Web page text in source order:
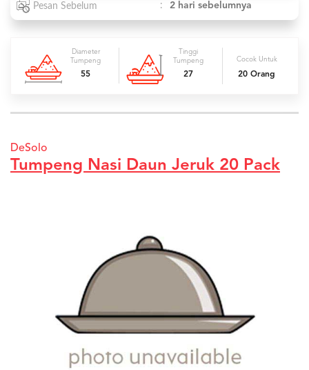
Pesan Sebelum : 2 hari sebelumnya
Diameter
Tumpeng
55
Tinggi
Tumpeng
27
Cocok Untuk
20 Orang
DeSolo
Tumpeng Nasi Daun Jeruk 20 Pack